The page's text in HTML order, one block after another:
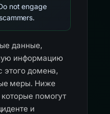
not engage
данные,
информацию
этого домена,
меры. Ниже
помогут
и